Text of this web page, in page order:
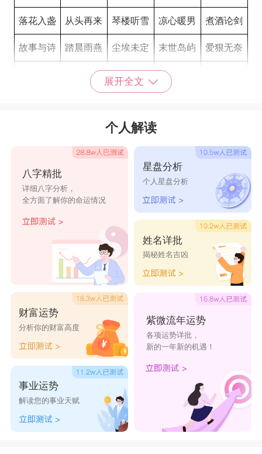
落花入盏 从头再来 琴楼听雪 凉心暖男 煮酒论剑
故事与诗 踏晨雨燕 尘埃未定 末世岛屿 爱狠无奈
惊落梧桐 夏日未央 翼羽博心
落墨成花
白衣卿相 面带微笑 终身不渝
展开全文
个人解读
八字精批
详细八字分析，
全方面了解你的命运情况
财富运势
分析你的财富高度
事业运势
解读您的事业天赋
星盘分析
个人星盘分析
姓名详批
揭秘姓名吉凶
紫微流年运势
各项运势详批，
新的一年新的机遇！